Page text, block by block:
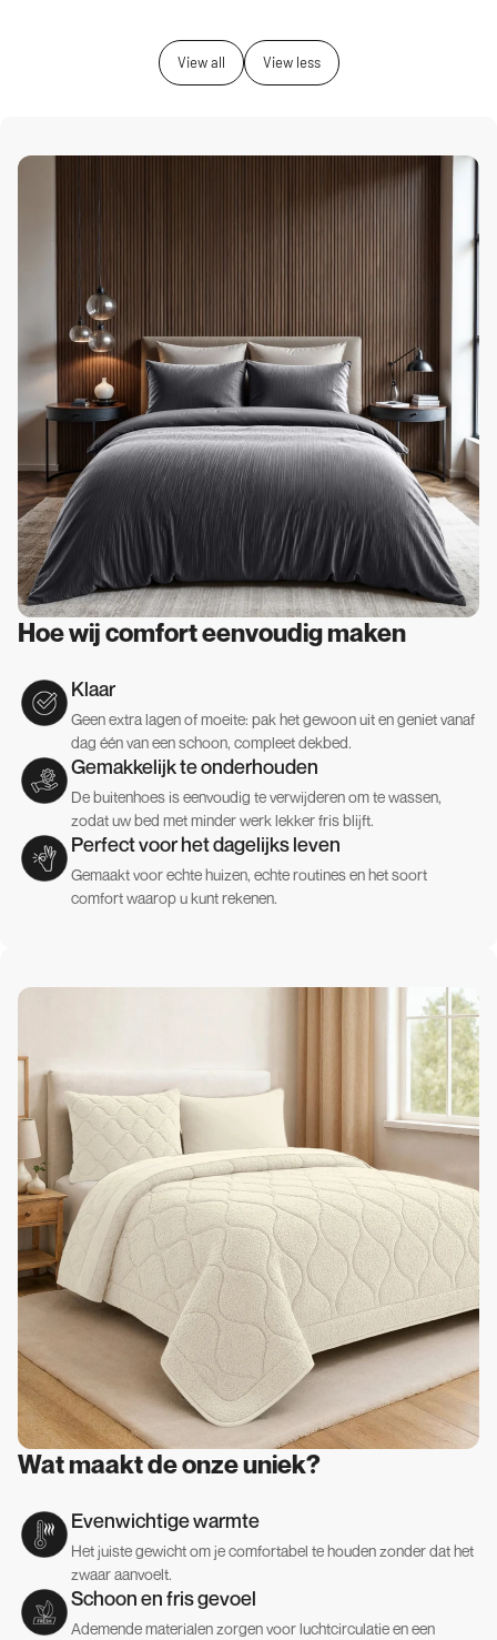
View all View less
Hoe wij comfort eenvoudig maken
Klaar
Geen extra lagen of moeite: pak het gewoon uit en geniet vanaf
dag één van een schoon, compleet dekbed.
Gemakkelijk te onderhouden
De buitenhoes is eenvoudig te verwijderen om te wassen,
zodat uw bed met minder werk lekker fris blijft.
Perfect voor het dagelijks leven
Gemaakt voor echte huizen, echte routines en het soort
comfort waarop u kunt rekenen.
Wat maakt de onze uniek?
Evenwichtige warmte
Het juiste gewicht om je comfortabel te houden zonder dat het
zwaar aanvoelt.
Schoon en fris gevoel
Ademende materialen zorgen voor luchtcirculatie en een